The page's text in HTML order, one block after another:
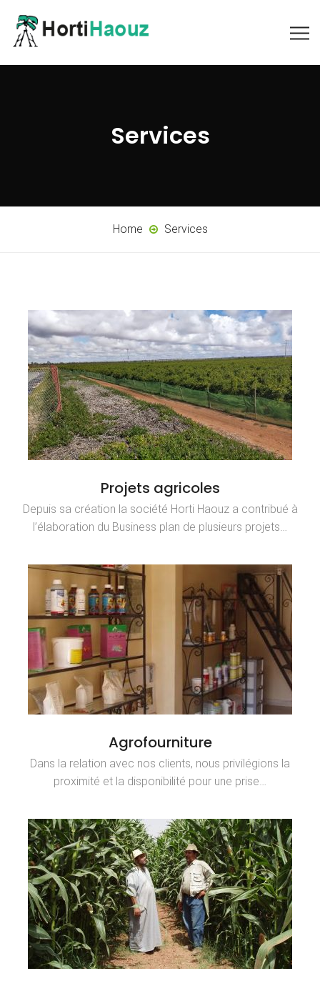
Services
Home Services
Projets agricoles
Depuis sa création la société Horti Haouz a contribué à
l’élaboration du Business plan de plusieurs projets…
Agrofourniture
Dans la relation avec nos clients, nous privilégions la
proximité et la disponibilité pour une prise…